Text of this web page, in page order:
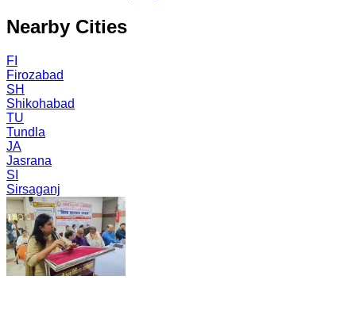
Nearby Cities
FI
Firozabad
SH
Shikohabad
TU
Tundla
JA
Jasrana
SI
Sirsaganj